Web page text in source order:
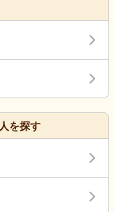
を探す